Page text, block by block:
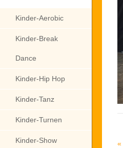
Kinder-Aerobic
Kinder-Break
Dance
Kinder-Hip Hop
Kinder-Tanz
Kinder-Turnen
Kinder-Show «